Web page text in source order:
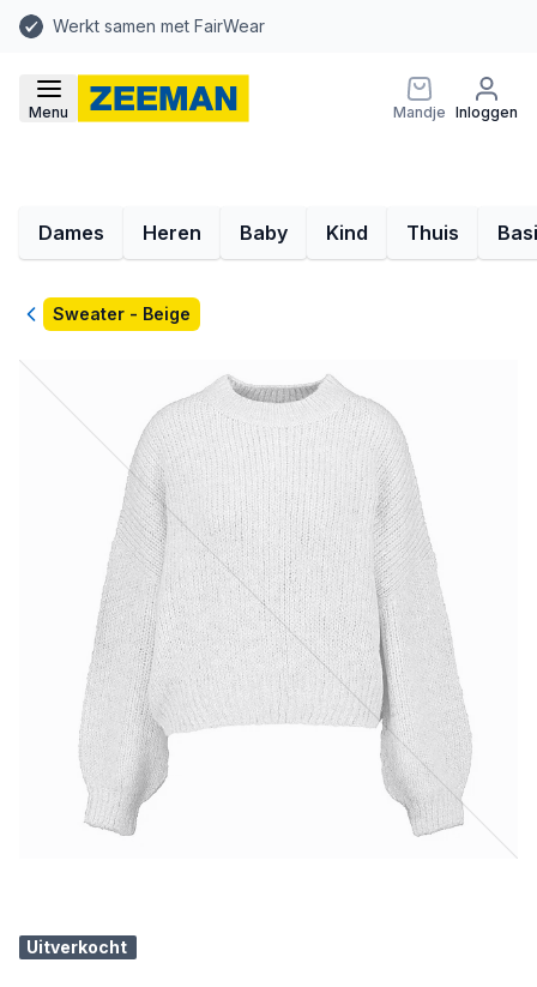
Werkt samen met FairWear
Menu Mandje Inloggen
Dames Heren Baby Kind Thuis
TerugSweater - Beige
Uitverkocht